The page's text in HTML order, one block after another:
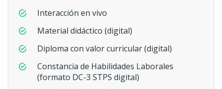
Interacción en vivo
Material didáctico (digital)
Diploma con valor curricular (digital)
Constancia de Habilidades Laborales
(formato DC-3 STPS digital)